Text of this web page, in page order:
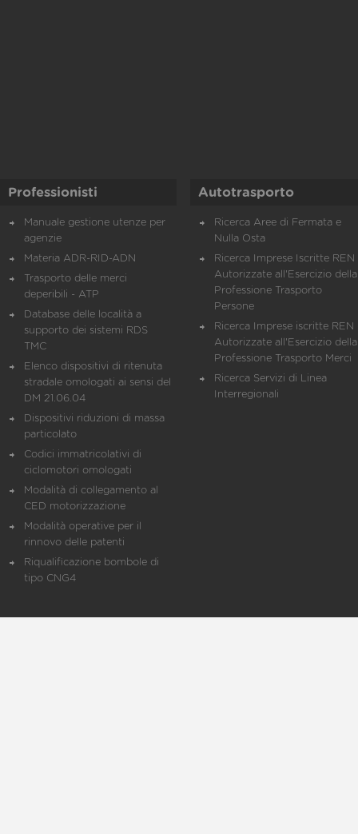
Professionisti
Manuale gestione utenze per
agenzie
Materia ADR-RID-ADN
Trasporto delle merci
deperibili - ATP
Database delle località a
supporto dei sistemi RDS
TMC
Elenco dispositivi di ritenuta
stradale omologati ai sensi del
DM 21.06.04
Dispositivi riduzioni di massa
particolato
Codici immatricolativi di
ciclomotori omologati
Modalità di collegamento al
CED motorizzazione
Modalità operative per il
rinnovo delle patenti
Riqualificazione bombole di
tipo CNG4
Autotrasporto
Ricerca Aree di Fermata e
Nulla Osta
Ricerca Imprese Iscritte REN
Autorizzate all'Esercizio della
Professione Trasporto
Persone
Ricerca Imprese iscritte REN
Autorizzate all'Esercizio della
Professione Trasporto Merci
Ricerca Servizi di Linea
Interregionali